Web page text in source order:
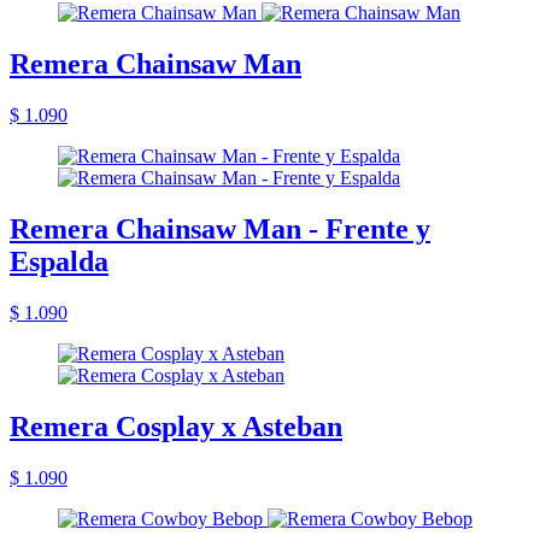
Remera Chainsaw Man
$ 1.090
Remera Chainsaw Man - Frente y
Espalda
$ 1.090
Remera Cosplay x Asteban
$ 1.090